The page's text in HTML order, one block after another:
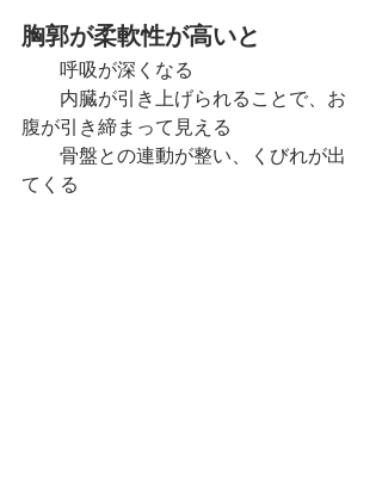
胸郭が柔軟性が高いと
呼吸が深くなる
内臓が引き上げられることで、お
腹が引き締まって見える
骨盤との連動が整い、くびれが出
てくる